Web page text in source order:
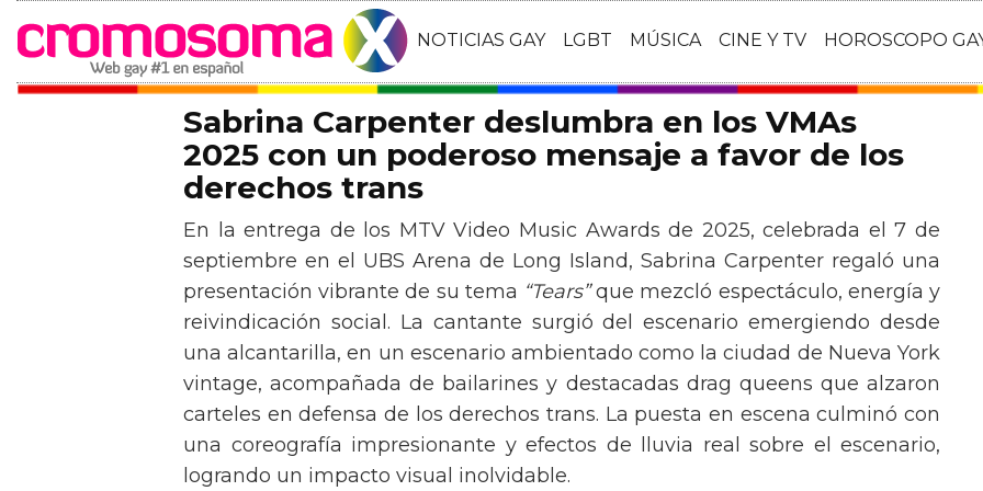
NOTICIAS GAY LGBT MÚSICA CINE Y TV HOROSCOPO
Sabrina Carpenter deslumbra en los VMAs
2025 con un poderoso mensaje a favor de los
derechos trans
En la entrega de los MTV Video Music Awards de 2025, celebrada el 7 de
septiembre en el UBS Arena de Long Island, Sabrina Carpenter regaló una
presentación vibrante de su tema “Tears”que mezcló espectáculo, energía y
reivindicación social. La cantante surgió del escenario emergiendo desde
una alcantarilla, en un escenario ambientado como la ciudad de Nueva York
vintage, acompañada de bailarines y destacadas drag queens que alzaron
carteles en defensa de los derechos trans. La puesta en escena culminó con
una coreografía impresionante y efectos de lluvia real sobre el escenario,
logrando un impacto visual inolvidable.